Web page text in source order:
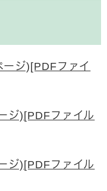
ジ)[PDFファイ
ジ)[PDFファイル
ジ)[PDFファイル